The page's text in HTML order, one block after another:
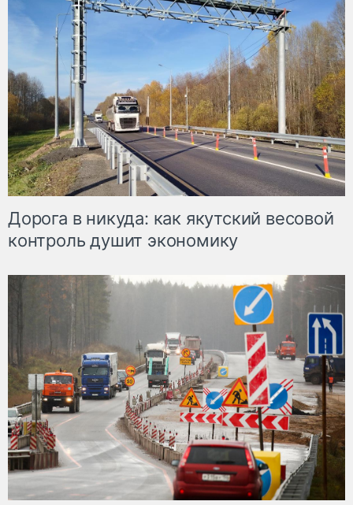
Дорога в никуда: как якутский весовой
контроль душит экономику